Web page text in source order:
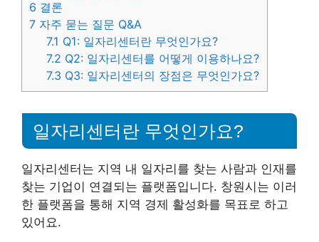
6 결론
7 자주 묻는 질문 Q&A
7.1 Q1: 일자리센터란 무엇인가요?
7.2 Q2: 일자리센터를 어떻게 이용하나요?
7.3 Q3: 일자리센터의 장점은 무엇인가요?
일자리센터란 무엇인가요?
일자리센터는 지역 내 일자리를 찾는 사람과 인재를
찾는 기업이 연결되는 플랫폼입니다. 창원시는 이러
한 플랫폼을 통해 지역 경제 활성화를 목표로 하고
있어요.